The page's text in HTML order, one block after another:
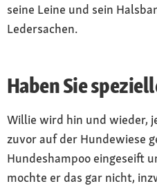
seine Leine und sein
Ledersachen.
Haben Sie
Willie wird hin und wieder,
zuvor auf der Hundewiese
Hundeshampoo eingeseift
mochte er das gar nicht,